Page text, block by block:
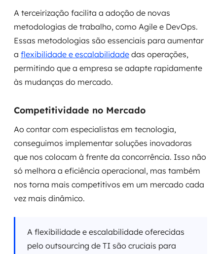
A terceirização facilita a adoção de novas
metodologias de trabalho, como Agile e DevOps.
Essas metodologias são essenciais para aumentar
a flexibilidade e escalabilidade das operações,
permitindo que a empresa se adapte rapidamente
às mudanças do mercado.
Competitividade no Mercado
Ao contar com especialistas em tecnologia,
conseguimos implementar soluções inovadoras
que nos colocam à frente da concorrência. Isso não
só melhora a eficiência operacional, mas também
nos torna mais competitivos em um mercado cada
vez mais dinâmico.
A flexibilidade e escalabilidade oferecidas
pelo outsourcing de TI são cruciais para